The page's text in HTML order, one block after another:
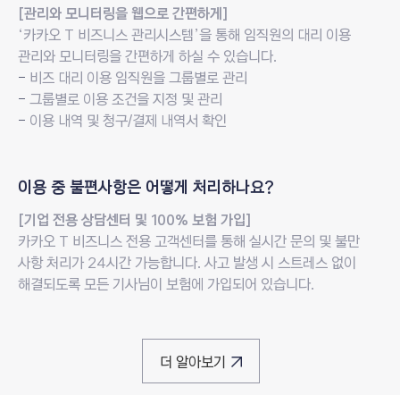
더 알아보기 새창열림
답변
[관리와 모니터링을 웹으로 간편하게]
‘카카오 T 비즈니스 관리시스템’을 통해 임직원의 대리 이용
관리와 모니터링을 간편하게 하실 수 있습니다.
비즈 대리 이용 임직원을 그룹별로 관리
그룹별로 이용 조건을 지정 및 관리
이용 내역 및 청구/결제 내역서 확인
질문
이용 중 불편사항은 어떻게 처리하나요?
답변
[기업 전용 상담센터 및 100% 보험 가입]
카카오 T 비즈니스 전용 고객센터를 통해 실시간 문의 및 불만
사항 처리가 24시간 가능합니다. 사고 발생 시 스트레스 없이
해결되도록 모든 기사님이 보험에 가입되어 있습니다.